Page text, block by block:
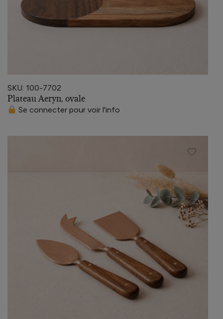
SKU: 100-7702
Plateau Aeryn, ovale
Se connecter pour voir l'info